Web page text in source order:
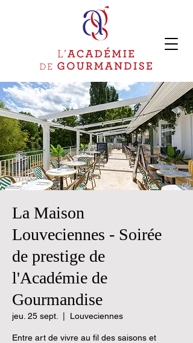
La Maison
Louveciennes - Soirée
de prestige de
l'Académie de
Gourmandise
jeu. 25 sept. Louveciennes
Entre art de vivre au fil des saisons et